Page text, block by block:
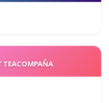
TEACOMPAÑA